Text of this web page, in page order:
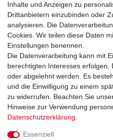
Rechtliche Informationen
Widerrufsrecht
Widerrufsformular
Datenschutzerklärung
AGB
Impressum
Vertrag
Zahlungsarten
Kreditkarte
Inhalte und Anzeigen zu
Drittanbietern einzubinden oder
analysieren. Die
Cookies. Wir teilen diese Daten
Einstellungen benennen.
Die Datenverarbeitung kann mit
berechtigten Interesses erfolgen.
oder abgelehnt werden. Es
und die Einwilligung zu einem
zu widerrufen. Beachten Sie
Hinweise zur Verwendung
Daten­schutz­erklärung
Essenziell